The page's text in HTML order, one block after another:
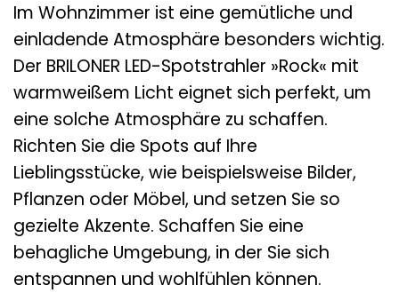
Im Wohnzimmer ist eine gemütliche und
einladende Atmosphäre besonders wichtig.
Der BRILONER LED-Spotstrahler »Rock« mit
warmweißem Licht eignet sich perfekt, um
eine solche Atmosphäre zu schaffen.
Richten Sie die Spots auf Ihre
Lieblingsstücke, wie beispielsweise Bilder,
Pflanzen oder Möbel, und setzen Sie so
gezielte Akzente. Schaffen Sie eine
behagliche Umgebung, in der Sie sich
entspannen und wohlfühlen können.